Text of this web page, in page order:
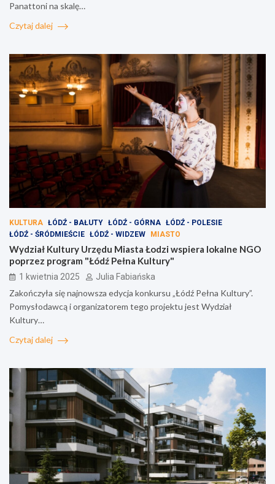
Panattoni na skalę…
Czytaj dalej
KULTURA ŁÓDŹ - BAŁUTY ŁÓDŹ - GÓRNA ŁÓDŹ - POLESIE
ŁÓDŹ - ŚRÓDMIEŚCIE ŁÓDŹ - WIDZEW MIASTO
Wydział Kultury Urzędu Miasta Łodzi wspiera lokalne NGO
poprzez program "Łódź Pełna Kultury"
1 kwietnia 2025 Julia Fabiańska
Zakończyła się najnowsza edycja konkursu „Łódź Pełna Kultury”.
Pomysłodawcą i organizatorem tego projektu jest Wydział
Kultury…
Czytaj dalej